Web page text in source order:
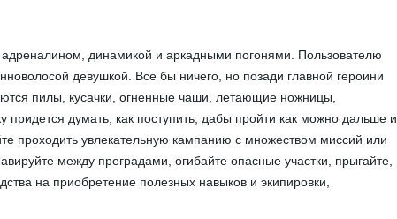
динамикой и аркадными погонями. Пользователю
девушкой. Все бы ничего, но позади главной героини
пилы, кусачки, огненные чаши, летающие ножницы,
придется думать, как поступить, дабы пройти как можно дальше и
проходить увлекательную кампанию с множеством миссий или
между преградами, огибайте опасные участки, прыгайте,
на приобретение полезных навыков и экипировки,